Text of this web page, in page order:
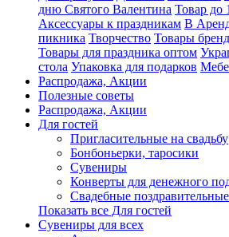
дню Святого Валентина Товар до
Аксессуары к праздникам В
пикника Творчество Товары
Товары для праздника оптом
стола Упаковка для подарков
Распродажа, Акции
Полезные советы
Распродажа, Акции
Для гостей
Пригласительные на свадьбу
Бонбоньерки, таросики
Сувениры
Конверты для денежного
Свадебные
Показать все Для гостей
Сувениры для всех